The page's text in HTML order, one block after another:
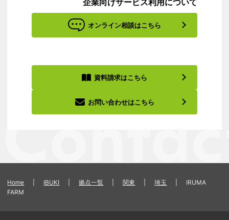
オンライン相談はこちら
資料請求はこちら
お問い合わせはこちら
Home IBUKI 拠点一覧 関東 埼玉
IRUMA
FARM